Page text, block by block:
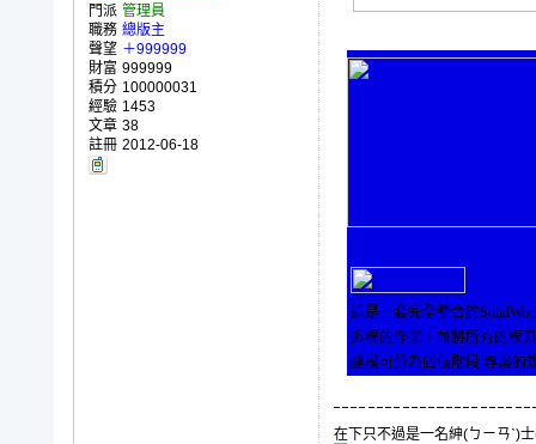
門派 管理員
職務 總版主
聲望 ＋999999
財富 999999
積分 100000031
經驗 1453
文章 38
註冊 2012-06-18
這是一套完全整合於
拆模的作業，並將所有的模
建模可分為四個階段 專案的
在下只不過是一名紳(ㄅㄧㄢˋ)